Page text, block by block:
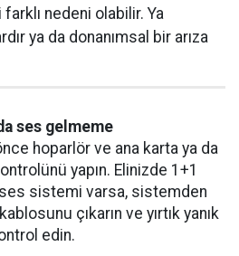
farklı nedeni olabilir. Ya
ya da donanımsal bir arıza
ses gelmeme
hoparlör ve ana karta ya da
yapın. Elinizde 1+1
ses sistemi varsa, sistemden
çıkarın ve yırtık yanık
edin.